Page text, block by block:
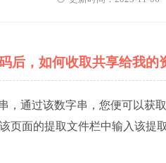
后，如何收取共享给我的
，通过该数字串，您便可以获
该页面的提取文件栏中输入该